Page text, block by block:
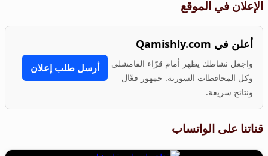
الإعلان في الموقع
أعلن في Qamishly.com
واجعل نشاطك يظهر أمام قرّاء القامشلي
وكل المحافظات السورية. جمهور فعّال
ونتائج سريعة.
أرسل طلب إعلان
قناتنا على الواتساب